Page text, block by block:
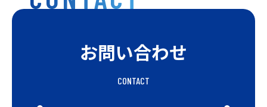
お問い合わせ
CONTACT